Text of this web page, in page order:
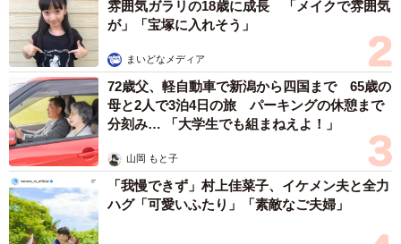
す。86話の『スズ子が見た夢』というラストシーンも含め
て、『あんた（生まれたばかりの愛子と愛助）と一緒に生
きるで』というスズ子の思いが伝われば、と願っておりま
す」
と語った。次週19週の週タイトルはいよいよ「東京ブギ
ウギ」。スズ子がこの悲しみから立ち上がり、生きて、歌
う姿を見届けたい。
◇ ◇
雰囲気ガラリの18歳に成長 「メイクで雰囲気
が」「宝塚に入れそう」
まいどなメディア
72歳父、軽自動車で新潟から四国まで 65歳の
母と2人で3泊4日の旅 パーキングの休憩まで
分刻み… 「大学生でも組まねえよ！」
山岡 もと子
「我慢できず」村上佳菜子、イケメン夫と全力
ハグ「可愛いふたり」「素敵なご夫婦」